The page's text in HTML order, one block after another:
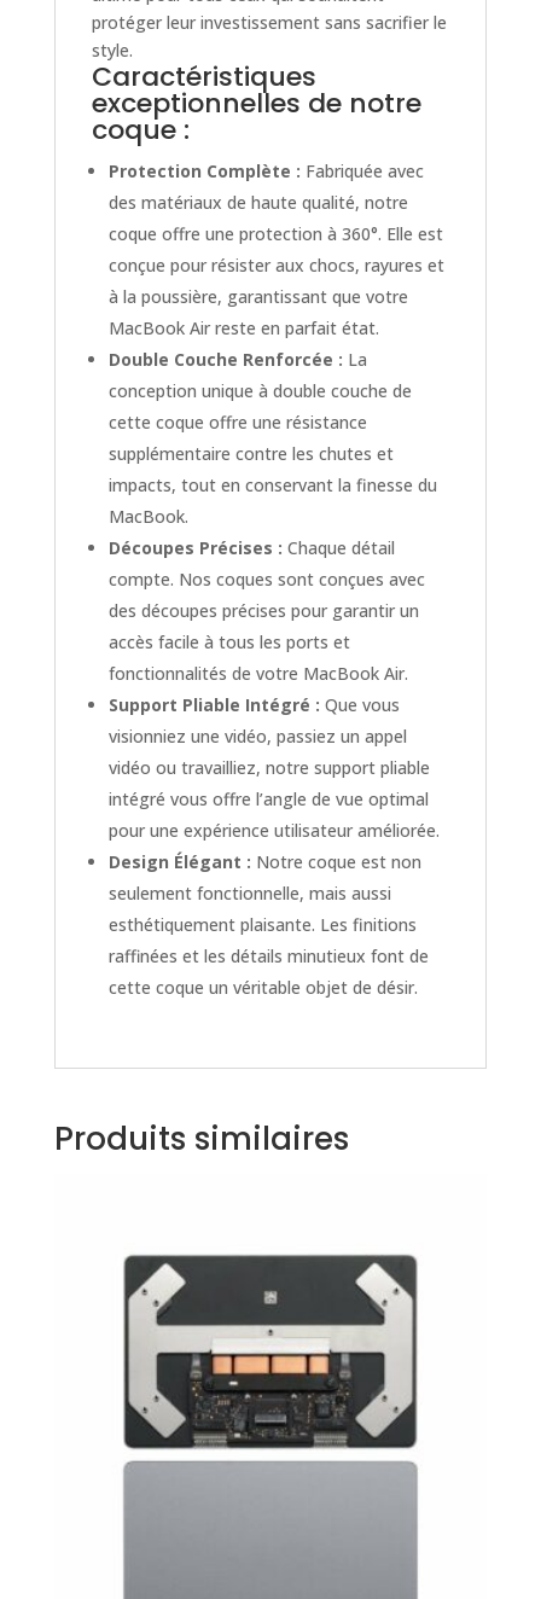
protéger leur investissement sans sacrifier le
style.
Caractéristiques
exceptionnelles de notre
coque :
Protection Complète : Fabriquée avec
des matériaux de haute qualité, notre
coque offre une protection à 360°. Elle est
conçue pour résister aux chocs, rayures et
à la poussière, garantissant que votre
MacBook Air reste en parfait état.
Double Couche Renforcée : La
conception unique à double couche de
cette coque offre une résistance
supplémentaire contre les chutes et
impacts, tout en conservant la finesse du
MacBook.
Découpes Précises : Chaque détail
compte. Nos coques sont conçues avec
des découpes précises pour garantir un
accès facile à tous les ports et
fonctionnalités de votre MacBook Air.
Support Pliable Intégré : Que vous
visionniez une vidéo, passiez un appel
vidéo ou travailliez, notre support pliable
intégré vous offre l’angle de vue optimal
pour une expérience utilisateur améliorée.
Design Élégant : Notre coque est non
seulement fonctionnelle, mais aussi
esthétiquement plaisante. Les finitions
raffinées et les détails minutieux font de
cette coque un véritable objet de désir.
Produits similaires